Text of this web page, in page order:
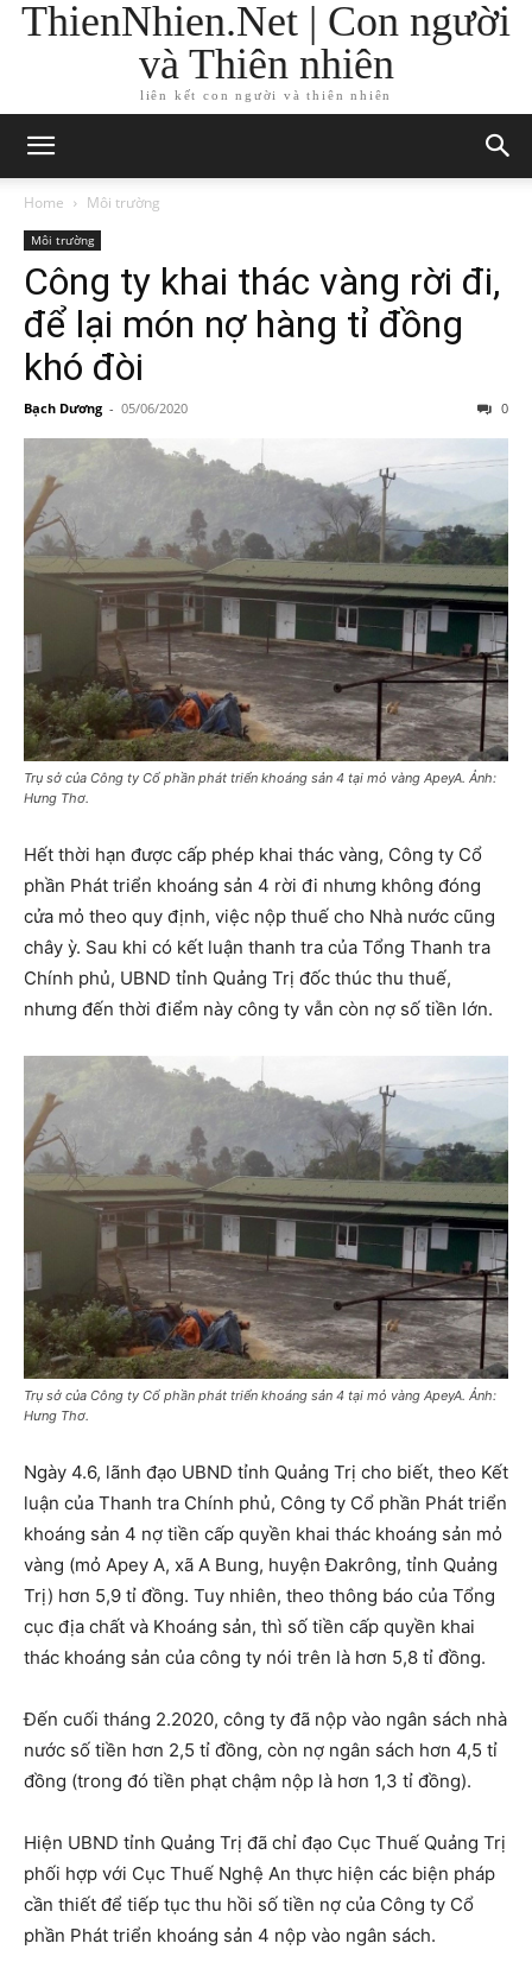
ThienNhien.Net | Con người
và Thiên nhiên
liên kết con người và thiên nhiên
Home Môi trường
Môi trường
Công ty khai thác vàng rời đi,
để lại món nợ hàng tỉ đồng
khó đòi
Bạch Dương - 05/06/2020 0
Trụ sở của Công ty Cổ phần phát triển khoáng sản 4 tại mỏ vàng ApeyA. Ảnh:
Hưng Thơ.
Hết thời hạn được cấp phép khai thác vàng, Công ty Cổ
phần Phát triển khoáng sản 4 rời đi nhưng không đóng
cửa mỏ theo quy định, việc nộp thuế cho Nhà nước cũng
chây ỳ. Sau khi có kết luận thanh tra của Tổng Thanh tra
Chính phủ, UBND tỉnh Quảng Trị đốc thúc thu thuế,
nhưng đến thời điểm này công ty vẫn còn nợ số tiền lớn.
Trụ sở của Công ty Cổ phần phát triển khoáng sản 4 tại mỏ vàng ApeyA. Ảnh:
Hưng Thơ.
Ngày 4.6, lãnh đạo UBND tỉnh Quảng Trị cho biết, theo Kết
luận của Thanh tra Chính phủ, Công ty Cổ phần Phát triển
khoáng sản 4 nợ tiền cấp quyền khai thác khoáng sản mỏ
vàng (mỏ Apey A, xã A Bung, huyện Đakrông, tỉnh Quảng
Trị) hơn 5,9 tỉ đồng. Tuy nhiên, theo thông báo của Tổng
cục địa chất và Khoáng sản, thì số tiền cấp quyền khai
thác khoáng sản của công ty nói trên là hơn 5,8 tỉ đồng.
Đến cuối tháng 2.2020, công ty đã nộp vào ngân sách nhà
nước số tiền hơn 2,5 tỉ đồng, còn nợ ngân sách hơn 4,5 tỉ
đồng (trong đó tiền phạt chậm nộp là hơn 1,3 tỉ đồng).
Hiện UBND tỉnh Quảng Trị đã chỉ đạo Cục Thuế Quảng Trị
phối hợp với Cục Thuế Nghệ An thực hiện các biện pháp
cần thiết để tiếp tục thu hồi số tiền nợ của Công ty Cổ
phần Phát triển khoáng sản 4 nộp vào ngân sách.